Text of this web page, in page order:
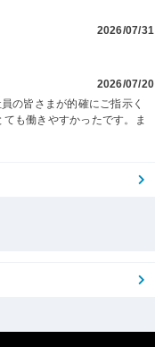
2026/07/31
2026/07/20
の皆さまが的確にご指示く
も働きやすかったです。ま